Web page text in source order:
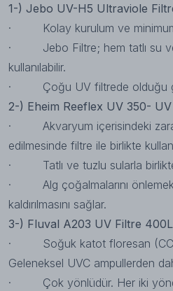
1-) Jebo UV-H5 Ultraviole
· Kolay kurulum ve minimum
· Jebo Filtre; hem tatlı su ve
kullanılabilir.
· Çoğu UV filtrede olduğu
2-) Eheim Reeflex UV 350-
· Akvaryum içerisindeki
edilmesinde filtre ile birlikte
· Tatlı ve tuzlu sularla birlikte
· Alg çoğalmalarını önlemek
kaldırılmasını sağlar.
3-) Fluval A203 UV Filtre
· Soğuk katot floresan
Geleneksel UVC ampullerden
· Çok yönlüdür. Her iki yönde